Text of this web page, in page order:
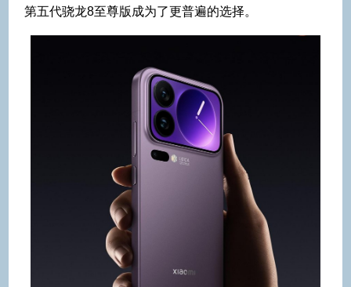
第五代骁龙8至尊版成为了更普遍的选择。